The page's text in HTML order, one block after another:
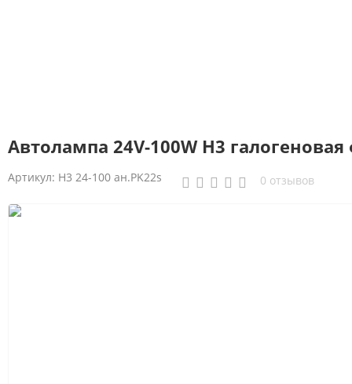
Автолампа 24V-100W H3
Артикул: H3 24-100 ан.PK22s 0 отзывов